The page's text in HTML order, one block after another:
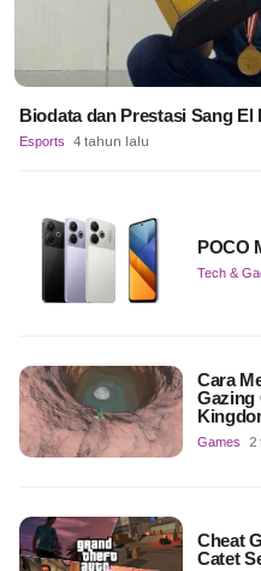
Biodata dan Prestasi Sang
Esports 4 tahun lalu
POCO
Tech &
Cara
Gazing
Games 2
Cheat
Catet